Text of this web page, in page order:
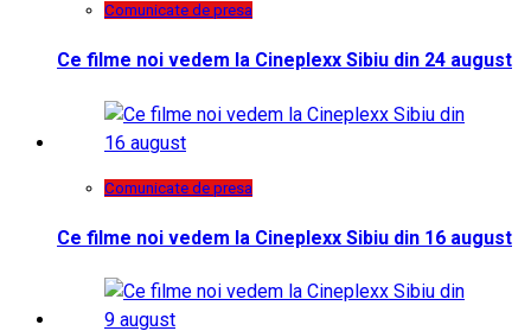
Comunicate de presa
Ce filme noi vedem la Cineplexx Sibiu din 24 august
Comunicate de presa
Ce filme noi vedem la Cineplexx Sibiu din 16 august